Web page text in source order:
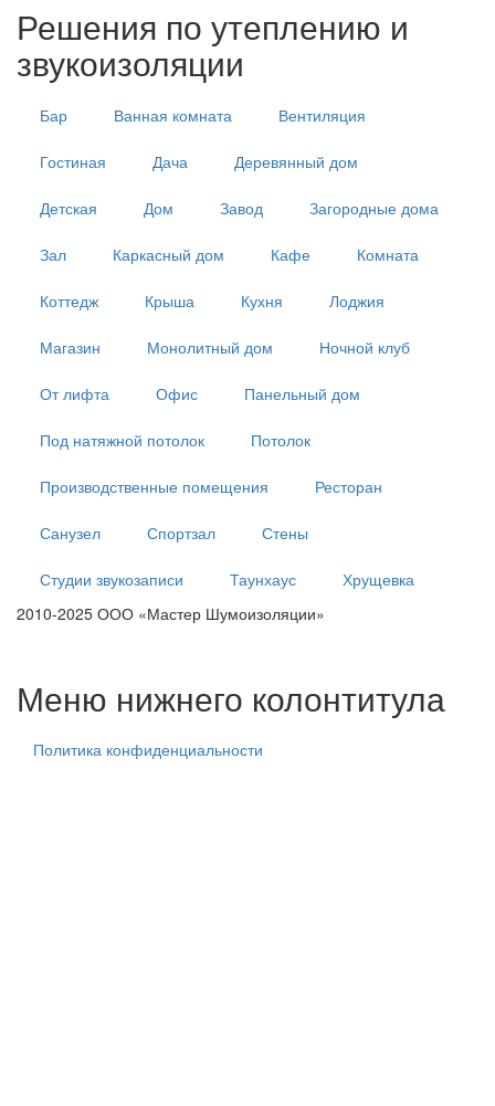
Решения по утеплению и
звукоизоляции
Бар Ванная комната Вентиляция
Гостиная Дача Деревянный дом
Детская Дом Завод Загородные дома
Зал Каркасный дом Кафе Комната
Коттедж Крыша Кухня Лоджия
Магазин Монолитный дом Ночной клуб
От лифта Офис Панельный дом
Под натяжной потолок Потолок
Производственные помещения Ресторан
Санузел Спортзал Стены
Студии звукозаписи Таунхаус
Хрущевка
2010-2025 ООО «Мастер Шумоизоляции»
Меню нижнего колонтитула
Политика конфиденциальности